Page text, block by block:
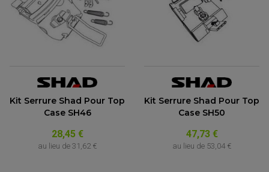
Kit Serrure Shad Pour Top
Case SH46
28,45 €
au lieu de 31,62 €
Kit Serrure Shad Pour Top
Case SH50
47,73 €
au lieu de 53,04 €